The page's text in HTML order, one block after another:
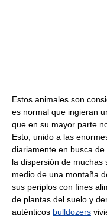
Estos animales son
es normal que ingieran
que en su mayor parte
Esto, unido a las
diariamente en busca
la dispersión de muchas
medio de una montaña
sus periplos con fines
de plantas del suelo y
auténticos bulldozers